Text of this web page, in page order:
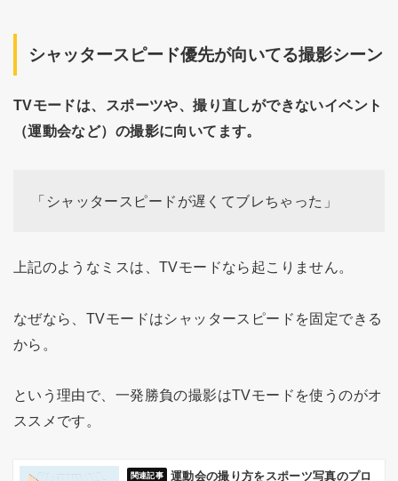
シャッタースピード優先が向いてる撮影シーン
TVモードは、スポーツや、撮り直しができないイベント
（運動会など）の撮影に向いてます。
「シャッタースピードが遅くてブレちゃった」
上記のようなミスは、TVモードなら起こりません。
なぜなら、TVモードはシャッタースピードを固定できる
から。
という理由で、一発勝負の撮影はTVモードを使うのがオ
ススメです。
運動会の撮り方をスポーツ写真のプロ